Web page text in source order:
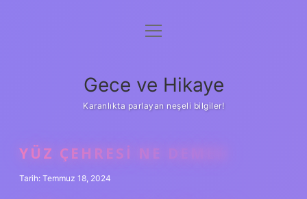
Anasayfa
Yasal Uyarı
menüyü
Gece ve Hikaye
Karanlıkta parlayan neşeli bilgiler!
YÜZ ÇEHRESI NE DEMEK
Tarih: Temmuz 18, 2024